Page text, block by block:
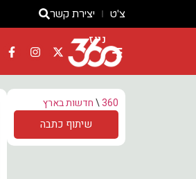
צ'ט יצירת קשר
ניוז
360
\חדשות בארץ
שיתוף כתבה